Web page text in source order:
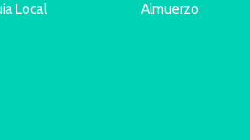
Local Almuerzo